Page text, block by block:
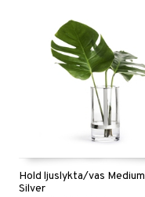
Hold ljuslykta/vas Medium
Silver